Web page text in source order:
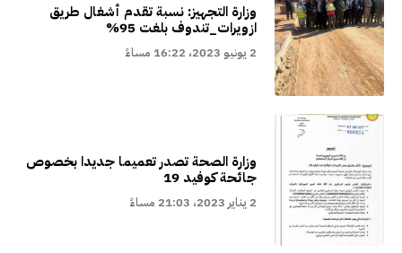
وزارة التجهيز: نسبة تقدم أشغال طريق
ازويرات_تندوف بلغت 95%
2 يونيو 2023، 16:22 مساءً
وزارة الصحة تصدر تعميما جديدا بخصوص
جائحة كوفيد 19
2 يناير 2023، 21:03 مساءً